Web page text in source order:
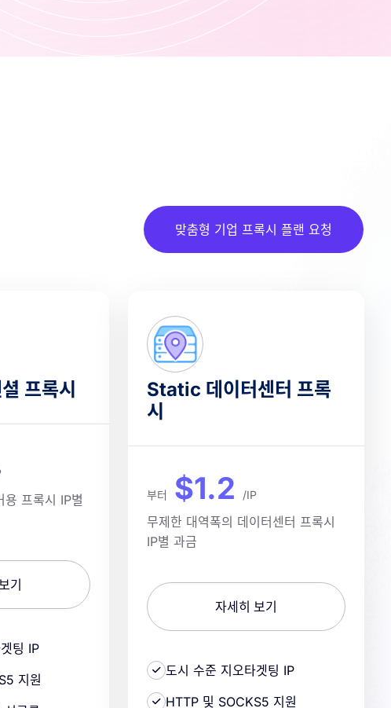
맞춤형 기업 프록시 플랜 요청
프록시
용 프록시 IP별
기
팅 IP
지원
Static 데이터센터 프록
시
부터 $1.2 /IP
무제한 대역폭의 데이터센터 프록시
IP별 과금
자세히 보기
도시 수준 지오타겟팅 IP
HTTP 및 SOCKS5 지원